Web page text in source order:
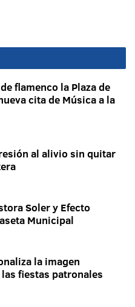
flamenco la Plaza de
cita de Música a la
al alivio sin quitar
Soler y Efecto
Municipal
la imagen
fiestas patronales